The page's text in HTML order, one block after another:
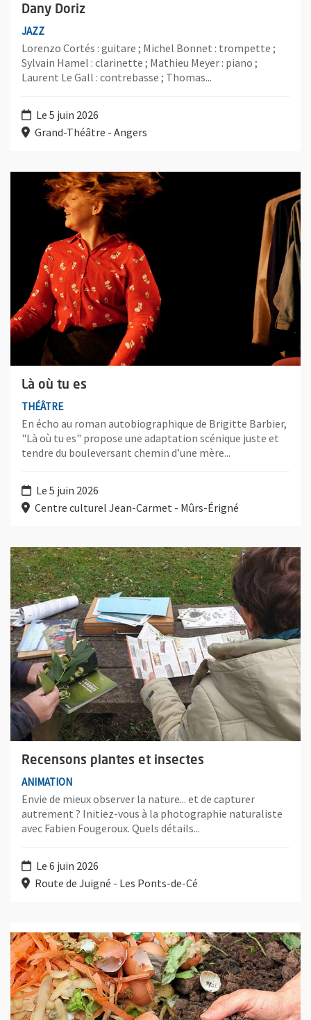
Dany Doriz
JAZZ
Lorenzo Cortés : guitare ; Michel Bonnet : trompette ;
Sylvain Hamel : clarinette ; Mathieu Meyer : piano ;
Laurent Le Gall : contrebasse ; Thomas...
Le 5 juin 2026
Grand-Théâtre - Angers
Là où tu es
THÉÂTRE
En écho au roman autobiographique de Brigitte Barbier,
"Là où tu es" propose une adaptation scénique juste et
tendre du bouleversant chemin d’une mère...
Le 5 juin 2026
Centre culturel Jean-Carmet - Mûrs-Érigné
Plus d'information sur l'évènement : Là où tu es
Recensons plantes et insectes
ANIMATION
Envie de mieux observer la nature... et de capturer
autrement ? Initiez-vous à la photographie naturaliste
avec Fabien Fougeroux. Quels détails...
Le 6 juin 2026
Route de Juigné - Les Ponts-de-Cé
Plus d'information sur l'évènement : Recensons plantes et
Plus d'information sur l'évènement : Réussir son compostage